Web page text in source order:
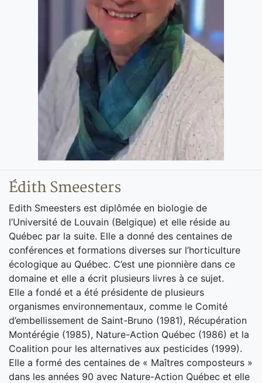
Édith Smeesters
Edith Smeesters est diplômée en biologie de
l’Université de Louvain (Belgique) et elle réside au
Québec par la suite. Elle a donné des centaines de
conférences et formations diverses sur l’horticulture
écologique au Québec. C’est une pionnière dans ce
domaine et elle a écrit plusieurs livres à ce sujet.
Elle a fondé et a été présidente de plusieurs
organismes environnementaux, comme le Comité
d’embellissement de Saint-Bruno (1981), Récupération
Montérégie (1985), Nature-Action Québec (1986) et la
Coalition pour les alternatives aux pesticides (1999).
Elle a formé des centaines de « Maîtres composteurs »
dans les années 90 avec Nature-Action Québec et elle